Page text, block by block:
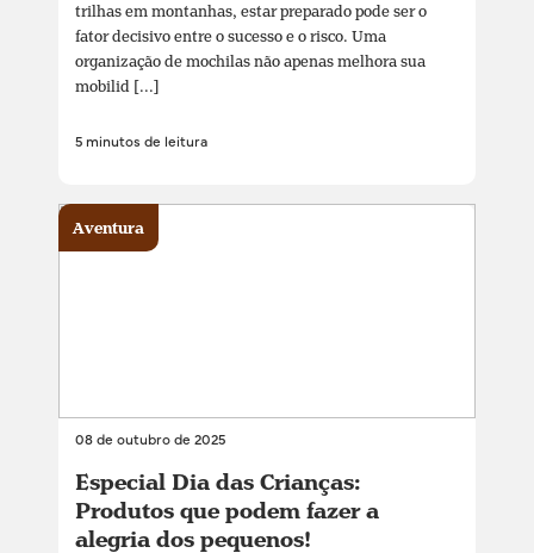
trilhas em montanhas, estar preparado pode ser o
fator decisivo entre o sucesso e o risco. Uma
organização de mochilas não apenas melhora sua
mobilid [...]
5 minutos de leitura
08 de outubro de 2025
Especial Dia das Crianças:
Produtos que podem fazer a
alegria dos pequenos!
Aventura